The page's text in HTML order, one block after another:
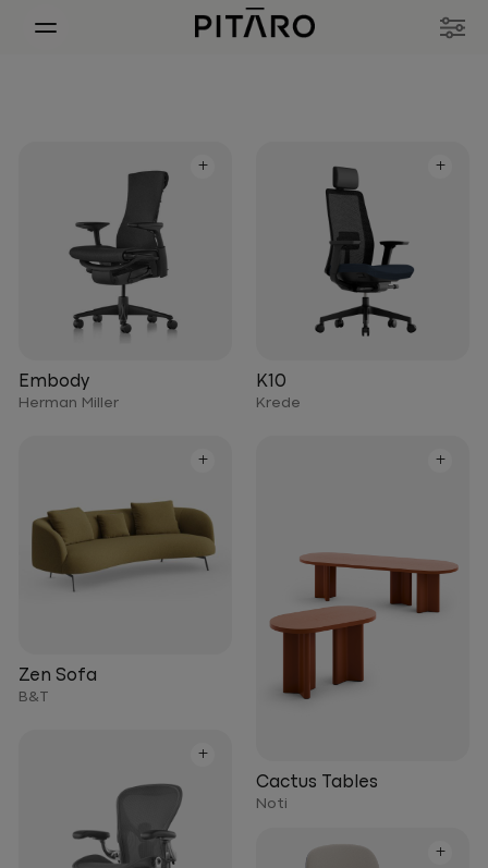
+
K10
Krede
+
Embody
Herman Miller
+
Cactus Tables
Noti
+
Zen Sofa
B&T
+
+